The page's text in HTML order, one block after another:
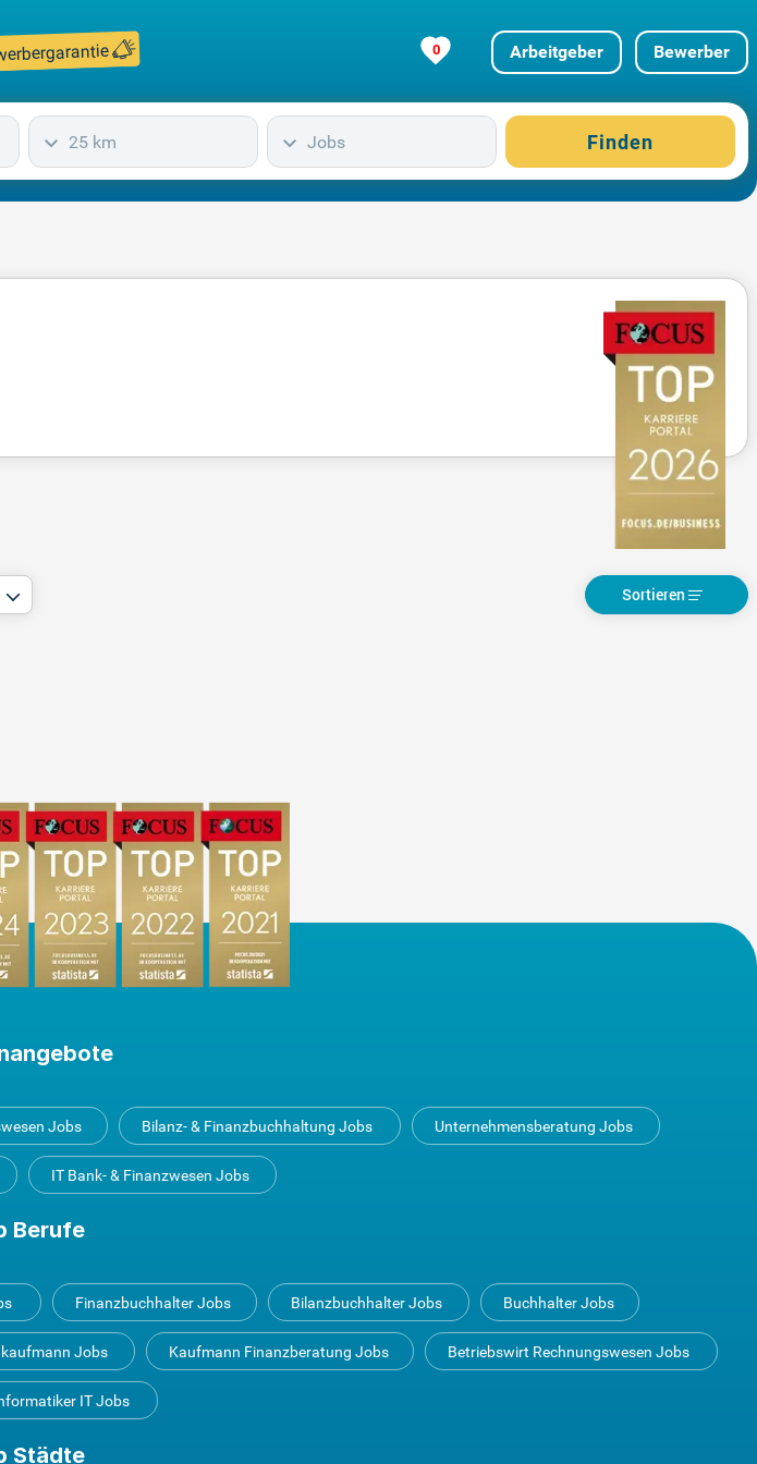
0 Arbeitgeber Bewerber
25 km Jobs Finden
Sortieren
Jobs Bilanz- & Finanzbuchhaltung Jobs Unternehmensberatung Jobs
IT Bank- & Finanzwesen Jobs
Berufe
Finanzbuchhalter Jobs Bilanzbuchhalter Jobs Buchhalter Jobs
Jobs Kaufmann Finanzberatung Jobs Betriebswirt Rechnungswesen Jobs
IT Jobs
Städte